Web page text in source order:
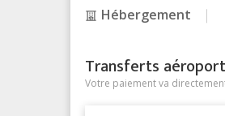
Hébergement
Transferts
Votre paiement va